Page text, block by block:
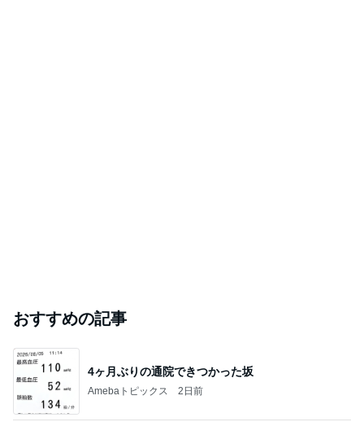
おすすめの記事
4ヶ月ぶりの通院できつかった坂
Amebaトピックス 2日前